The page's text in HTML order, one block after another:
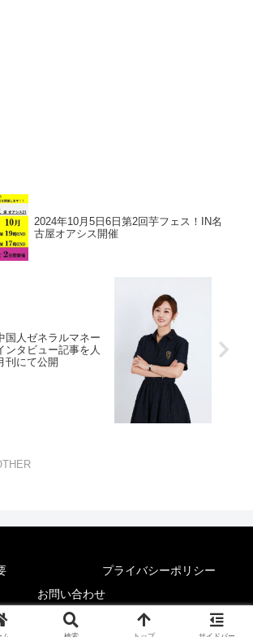
2024年10月5日6日第2回芋フェス！IN名
古屋オアシス開催
国人ゼネラルマネー
ンタビュー記事を人
刊にて公開
プライバシーポリシー
お問い合わせ
© 2025 News Lounge.